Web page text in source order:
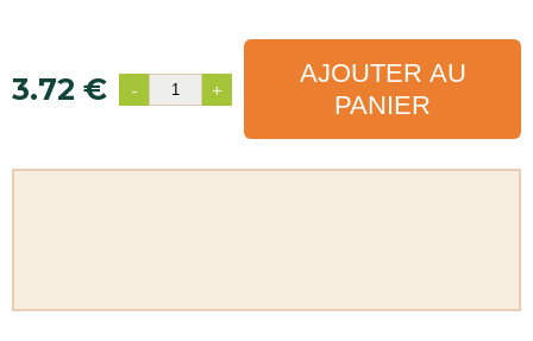
3.72 € - +
AJOUTER AU
PANIER